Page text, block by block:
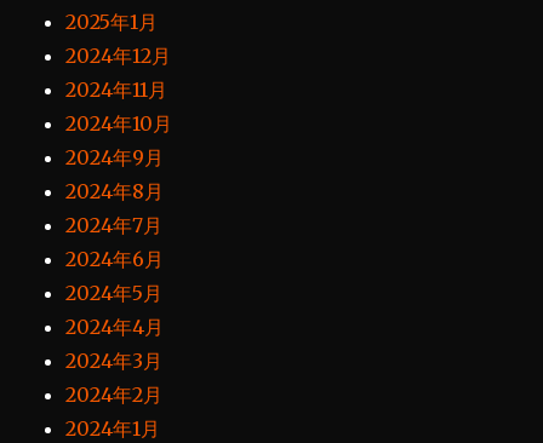
2025年1月
2024年12月
2024年11月
2024年10月
2024年9月
2024年8月
2024年7月
2024年6月
2024年5月
2024年4月
2024年3月
2024年2月
2024年1月